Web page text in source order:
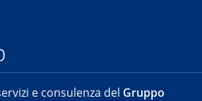
e consulenza del Gruppo